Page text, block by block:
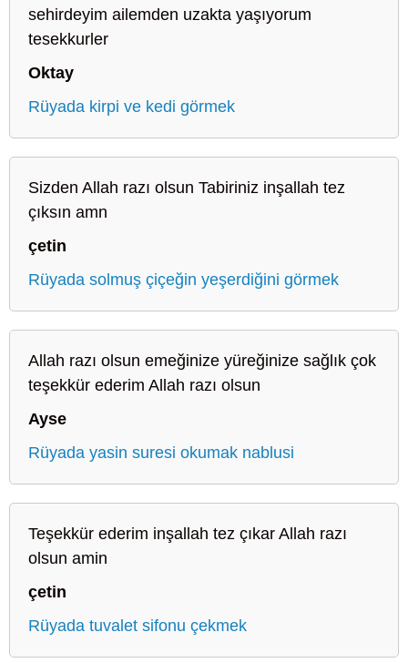
sehirdeyim ailemden uzakta yaşıyorum
tesekkurler
Oktay
Rüyada kirpi ve kedi görmek
Sizden Allah razı olsun Tabiriniz inşallah tez
çıksın amn
çetin
Rüyada solmuş çiçeğin yeşerdiğini görmek
Allah razı olsun emeğinize yüreğinize sağlık çok
teşekkür ederim Allah razı olsun
Ayse
Rüyada yasin suresi okumak nablusi
Teşekkür ederim inşallah tez çıkar Allah razı
olsun amin
çetin
Rüyada tuvalet sifonu çekmek